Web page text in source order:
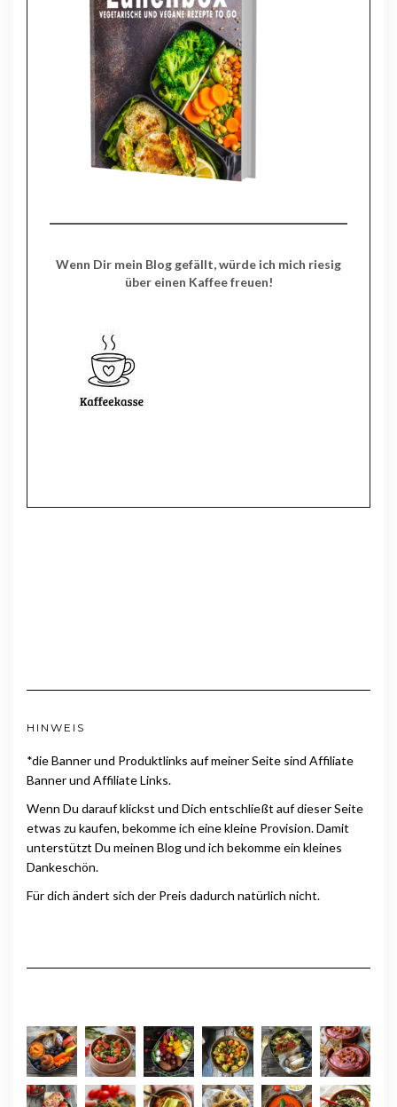
Wenn Dir mein Blog gefällt, würde ich mich riesig
über einen Kaffee freuen!
HINWEIS
*die Banner und Produktlinks auf meiner Seite sind Affiliate
Banner und Affiliate Links.
Wenn Du darauf klickst und Dich entschließt auf dieser Seite
etwas zu kaufen, bekomme ich eine kleine Provision. Damit
unterstützt Du meinen Blog und ich bekomme ein kleines
Dankeschön.
Für dich ändert sich der Preis dadurch natürlich nicht.